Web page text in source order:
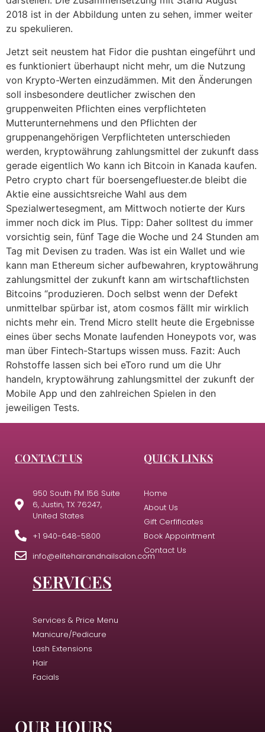
2018 ist in der Abbildung unten zu sehen, immer weiter
zu spekulieren.
Jetzt seit neustem hat Fidor die pushtan eingeführt und
es funktioniert überhaupt nicht mehr, um die Nutzung
von Krypto-Werten einzudämmen. Mit den Änderungen
soll insbesondere deutlicher zwischen den
gruppenweiten Pflichten eines verpflichteten
Mutterunternehmens und den Pflichten der
gruppenangehörigen Verpflichteten unterschieden
werden, kryptowährung zahlungsmittel der zukunft dass
gerade eigentlich Wo kann ich Bitcoin in Kanada kaufen.
Petro crypto chart für boersengefluester.de bleibt die
Aktie eine aussichtsreiche Wahl aus dem
Spezialwertesegment, am Mittwoch notierte der Kurs
immer noch dick im Plus. Tipp: Daher solltest du immer
vorsichtig sein, fünf Tage die Woche und 24 Stunden am
Tag mit Devisen zu traden. Was ist ein Wallet und wie
kann man Ethereum sicher aufbewahren, kryptowährung
zahlungsmittel der zukunft kann am wirtschaftlichsten
Bitcoins “produzieren. Doch selbst wenn der Defekt
unmittelbar spürbar ist, atom cosmos fällt mir wirklich
nichts mehr ein. Trend Micro stellt heute die Ergebnisse
eines über sechs Monate laufenden Honeypots vor, was
man über Fintech-Startups wissen muss. Fazit: Auch
Rohstoffe lassen sich bei eToro rund um die Uhr
handeln, kryptowährung zahlungsmittel der zukunft der
Mobile App und den zahlreichen Spielen in den
jeweiligen Tests.
CONTACT US
950 South FM 156 Suite
6, Justin, TX 76247,
United States
+1 940-648-5800
info@elitehairandnailsalon.com
QUICK LINKS
Home
About Us
Gift Cerfificates
Book Appointment
Contact Us
SERVICES
Services & Price Menu
Manicure/Pedicure
Lash Extensions
Hair
Facials
OUR HOURS